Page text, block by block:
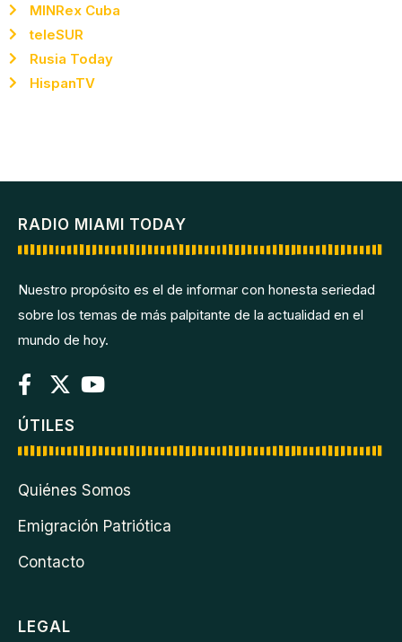
MINRex Cuba
teleSUR
Rusia Today
HispanTV
RADIO MIAMI TODAY
Nuestro propósito es el de informar con honesta seriedad
sobre los temas de más palpitante de la actualidad en el
mundo de hoy.
ÚTILES
Quiénes Somos
Emigración Patriótica
Contacto
LEGAL